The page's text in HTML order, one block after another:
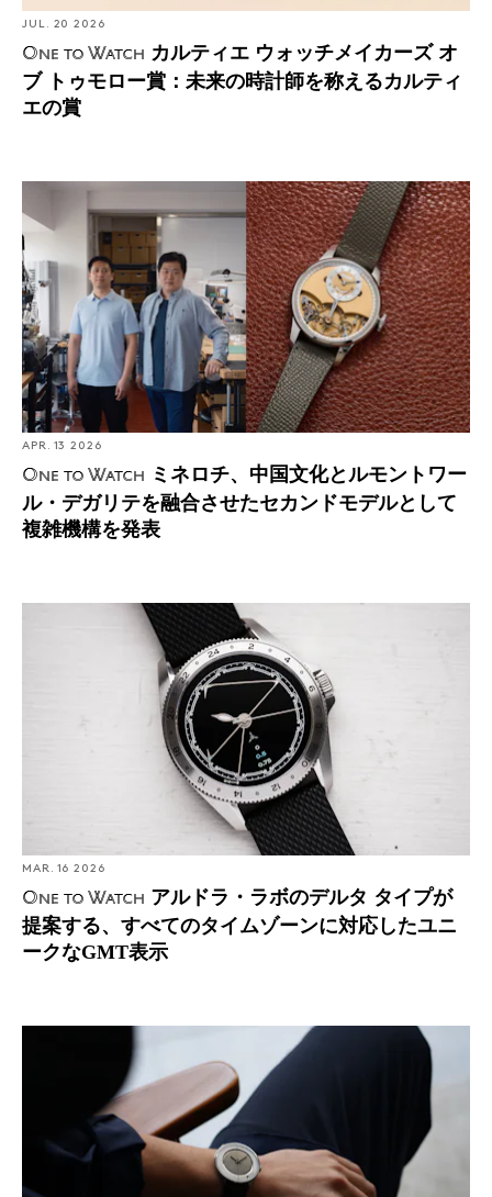
JUL. 20 2026
One to Watch カルティエ ウォッチメイカーズ オ
ブ トゥモロー賞：未来の時計師を称えるカルティ
エの賞
ミネロチ、中国文化とルモントワール・デガリテを融合
させたセカンドモデルとして複雑機構を発表
APR. 13 2026
One to Watch ミネロチ、中国文化とルモントワー
ル・デガリテを融合させたセカンドモデルとして
複雑機構を発表
アルドラ・ラボのデルタ タイプが提案する、すべてのタ
イムゾーンに対応したユニークなGMT表示
MAR. 16 2026
One to Watch アルドラ・ラボのデルタ タイプが
提案する、すべてのタイムゾーンに対応したユニ
ークなGMT表示
クワイエットクラブと時間の新たな考え方を提示するデ